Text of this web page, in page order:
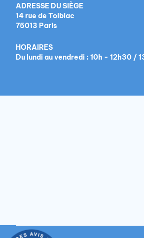
ADRESSE DU SIÈGE
14 rue de Tolbiac
75013 Paris
HORAIRES
Du lundi au vendredi : 10h - 12h30 /